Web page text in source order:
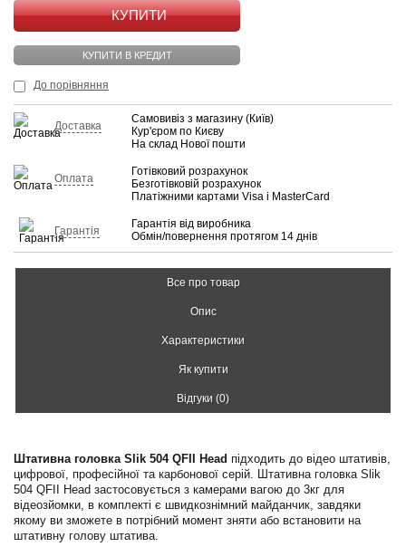
КУПИТИ
КУПИТИ В КРЕДИТ
До порівняння
Доставка
Самовивіз з магазину (Київ)
Кур'єром по Києву
На склад Нової пошти
Оплата
Готівковий розрахунок
Безготівковій розрахунок
Платіжними картами Visa і MasterCard
Гарантія
Гарантія від виробника
Обмін/повернення протягом 14 днів
Все про товар
Опис
Характеристики
Як купити
Відгуки (0)
Штативна головка Slik 504 QFII Head підходить до відео штативів,
цифрової, професійної та карбонової серій. Штативна головка Slik
504 QFII Head застосовується з камерами вагою до 3кг для
відеозйомки, в комплекті є швидкознімний майданчик, завдяки
якому ви зможете в потрібний момент зняти або встановити на
штативну голову штатива.